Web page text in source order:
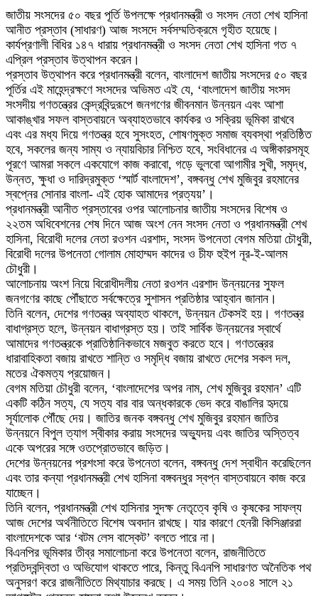
জাতীয় সংসদের ৫০ বছর পূর্তি উপলক্ষে প্রধানমন্ত্রী ও সংসদ নেতা শেখ হাসিনা
আনীত প্রস্তাব (সাধারণ) আজ সংসদে সর্বসম্মতিক্রমে গৃহীত হয়েছে।
কার্যপ্রণালী বিধির ১৪৭ ধারায় প্রধানমন্ত্রী ও সংসদ নেতা শেখ হাসিনা গত ৭
এপ্রিল প্রস্তাব উত্থাপন করেন।
প্রস্তাব উত্থাপন করে প্রধানমন্ত্রী বলেন, বাংলাদেশ জাতীয় সংসদের ৫০ বছর
পূর্তির এই মাহেন্দ্রক্ষণে সংসদের অভিমত এই যে, ‘বাংলাদেশ জাতীয় সংসদ
সংসদীয় গণতন্ত্রের কেন্দ্রবিন্দুরূপে জনগণের জীবনমান উন্নয়ন এবং আশা
আকাঙ্খার সফল বাস্তবায়নে অব্যাহতভাবে কার্যকর ও সক্রিয় ভূমিকা রাখবে
এবং এর মধ্য দিয়ে গণতন্ত্র হবে সুসংহত, শোষণমুক্ত সমাজ ব্যবস্থা প্রতিষ্ঠিত
হবে, সকলের জন্য সাম্য ও ন্যায়বিচার নিশ্চিত হবে, সংবিধানের এ অঙ্গীকারসমূহ
পূরণে আমরা সকলে একযোগে কাজ করাবো, গড়ে ভুলবো আগামীর সুখী, সমৃদ্ধ,
উন্নত, ক্ষুধা ও দারিদ্রমুক্ত ‘স্মার্ট বাংলাদেশ’, বঙ্গবন্ধু শেখ মুজিবুর রহমানের
স্বপ্নের সোনার বাংলা- এই হোক আমাদের প্রত্যয়’।
প্রধানমন্ত্রী আনীত প্রস্তাবের ওপর আলোচনার জাতীয় সংসদের বিশেষ ও
২২তম অধিবেশনের শেষ দিনে আজ অংশ নেন সংসদ নেতা ও প্রধানমন্ত্রী শেখ
হাসিনা, বিরোধী দলের নেতা রওশন এরশাদ, সংসদ উপনেতা বেগম মতিয়া চৌধুরী,
বিরোধী দলের উপনেতা গোলাম মোহাম্মদ কাদের ও চীফ হুইপ নূর-ই-আলম
চৌধুরী।
আলোচনায় অংশ নিয়ে বিরোধীদলীয় নেতা রওশন এরশাদ উন্নয়নের সুফল
জনগণের কাছে পৌঁছাতে সর্বক্ষেত্রে সুশাসন প্রতিষ্ঠার আহ্বান জানান।
তিনি বলেন, দেশের গণতন্ত্র অব্যাহত থাকলে, উন্নয়ন টেকসই হয়। গণতন্ত্র
বাধাগ্রস্ত হলে, উন্নয়ন বাধাগ্রস্ত হয়। তাই সার্বিক উন্নয়নের স্বার্থে
আমাদের গণতন্ত্রকে প্রাতিষ্ঠানিকভাবে মজবুত করতে হবে। গণতন্ত্রের
ধারাবাহিকতা বজায় রাখতে শান্তি ও সমৃদ্ধি বজায় রাখতে দেশের সকল দল,
মতের ঐকমত্য প্রয়োজন।
বেগম মতিয়া চৌধুরী বলেন, ‘বাংলাদেশের অপর নাম, শেখ মুজিবুর রহমান’ এটি
একটি কঠিন সত্য, যে সত্য বার বার অন্ধকারকে ভেদ করে বাঙালির হৃদয়ে
সূর্যালোক পৌঁছে দেয়। জাতির জনক বঙ্গবন্ধু শেখ মুজিবুর রহমান জাতির
উন্নয়নে বিপুল ত্যাগ স্বীকার করায় সংসদের অভ্যুদয় এবং জাতির অস্তিত্ব
একে অপরের সঙ্গে ওতপ্রোতভাবে জড়িত।
দেশের উন্নয়নের প্রশংসা করে উপনেতা বলেন, বঙ্গবন্ধু দেশ স্বাধীন করেছিলেন
এবং তার কন্যা প্রধানমন্ত্রী শেখ হাসিনা বঙ্গবন্ধুর স্বপ্ন বাস্তবায়নে কাজ করে
যাচ্ছেন।
তিনি বলেন, প্রধানমন্ত্রী শেখ হাসিনার সুদক্ষ নেতৃত্বে কৃষি ও কৃষকের সাফল্য
আজ দেশের অর্থনীতিতে বিশেষ অবদান রাখছে। যার কারণে হেনরী কিসিঞ্জাররা
বাংলাদেশকে আর ‘বটম লেস বাস্কেট’ বলতে পারে না।
বিএনপির ভূমিকার তীব্র সমালোচনা করে উপনেতা বলেন, রাজনীতিতে
প্রতিদ্বন্দ্বিতা ও অভিযোগ থাকতে পারে, কিন্তু বিএনপি সাধারণত অনৈতিক পথ
অনুসরণ করে রাজনীতিতে মিথ্যাচার করছে। এ সময় তিনি ২০০৪ সালে ২১